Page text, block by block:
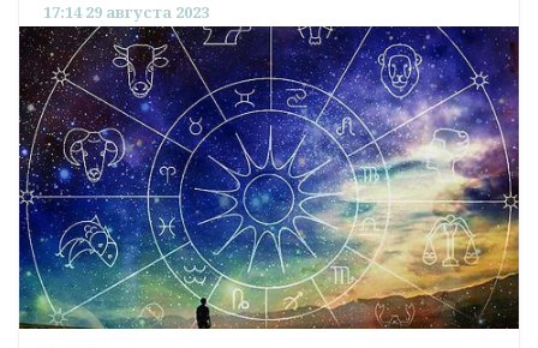
17:14 29 августа 2023